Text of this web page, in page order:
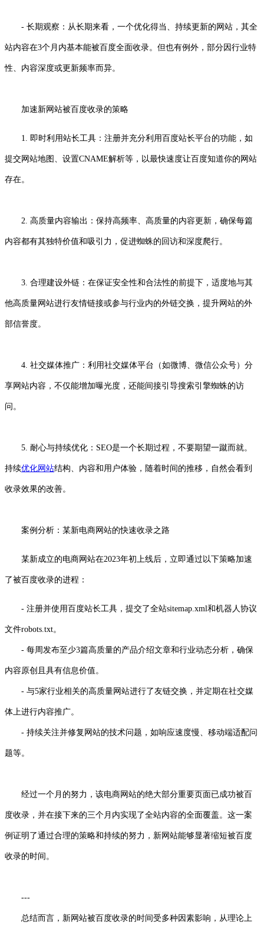
- 长期观察：从长期来看，一个优化得当、持续更新的网站，其全
站内容在3个月内基本能被百度全面收录。但也有例外，部分因行业特
性、内容深度或更新频率而异。
加速新网站被百度收录的策略
1. 即时利用站长工具：注册并充分利用百度站长平台的功能，如
提交网站地图、设置CNAME解析等，以最快速度让百度知道你的网站
存在。
2. 高质量内容输出：保持高频率、高质量的内容更新，确保每篇
内容都有其独特价值和吸引力，促进蜘蛛的回访和深度爬行。
3. 合理建设外链：在保证安全性和合法性的前提下，适度地与其
他高质量网站进行友情链接或参与行业内的外链交换，提升网站的外
部信誉度。
4. 社交媒体推广：利用社交媒体平台（如微博、微信公众号）分
享网站内容，不仅能增加曝光度，还能间接引导搜索引擎蜘蛛的访
问。
5. 耐心与持续优化：SEO是一个长期过程，不要期望一蹴而就。
持续优化网站结构、内容和用户体验，随着时间的推移，自然会看到
收录效果的改善。
案例分析：某新电商网站的快速收录之路
某新成立的电商网站在2023年初上线后，立即通过以下策略加速
了被百度收录的进程：
- 注册并使用百度站长工具，提交了全站sitemap.xml和机器人协议
文件robots.txt。
- 每周发布至少3篇高质量的产品介绍文章和行业动态分析，确保
内容原创且具有信息价值。
- 与5家行业相关的高质量网站进行了友链交换，并定期在社交媒
体上进行内容推广。
- 持续关注并修复网站的技术问题，如响应速度慢、移动端适配问
题等。
经过一个月的努力，该电商网站的绝大部分重要页面已成功被百
度收录，并在接下来的三个月内实现了全站内容的全面覆盖。这一案
例证明了通过合理的策略和持续的努力，新网站能够显著缩短被百度
收录的时间。
---
总结而言，新网站被百度收录的时间受多种因素影响，从理论上